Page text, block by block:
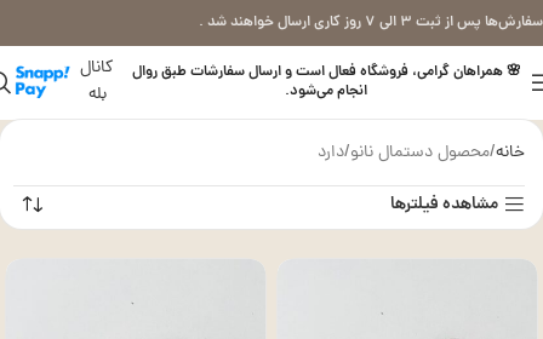
سفارش‌ها پس از ثبت ۳ الی ۷ روز کاری ارسال خواهند شد .
🌸 همراهان گرامی، فروشگاه فعال است و ارسال سفارشات طبق روال
انجام می‌شود.
کانال
بله
خانه محصول دستمال نانو دارد
مشاهده فیلترها